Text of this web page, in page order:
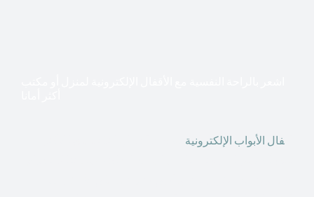
فال الأبواب الإلكترونية